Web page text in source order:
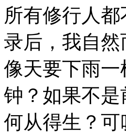
所有修行人
录后，我自
像天要下雨
钟？如果不
何从得生？